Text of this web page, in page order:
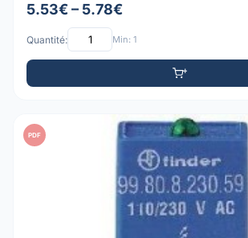
5.53€ – 5.78€
Quantité: Min: 1
PDF